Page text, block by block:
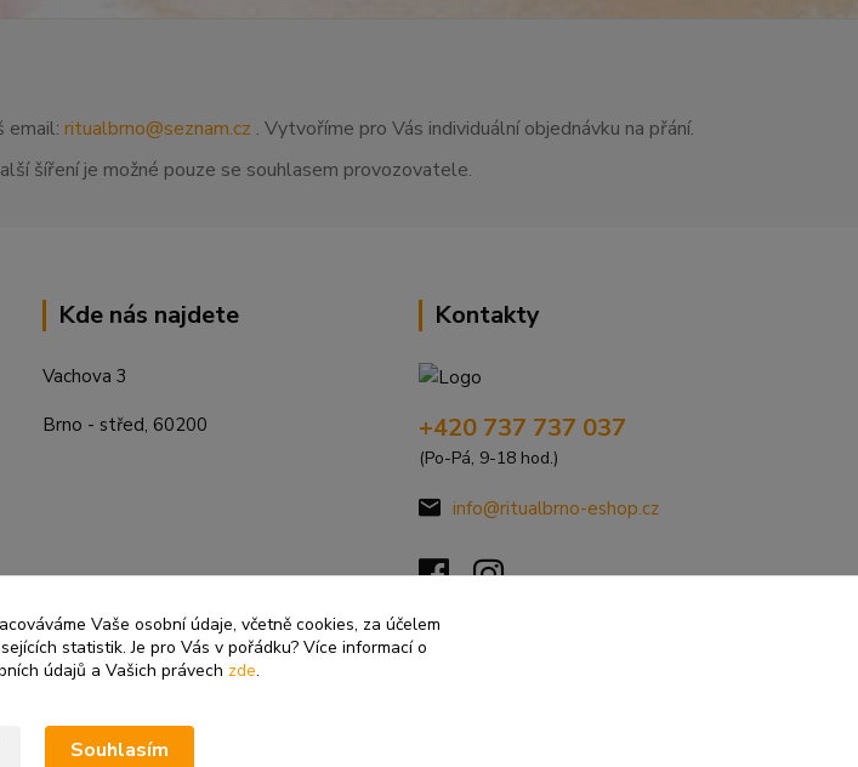
email: ritualbrno@seznam.cz . Vytvoříme pro Vás individuální objednávku na přání.
šíření je možné pouze se souhlasem provozovatele.
Kde nás najdete
Vachova 3
Brno - střed, 60200
Kontakty
+420 737 737 037
(Po-Pá, 9-18 hod.)
info@ritualbrno-eshop.cz
Vaše osobní údaje, včetně cookies, za účelem
statistik. Je pro Vás v pořádku? Více informací o
údajů a Vašich právech zde.
Souhlasím